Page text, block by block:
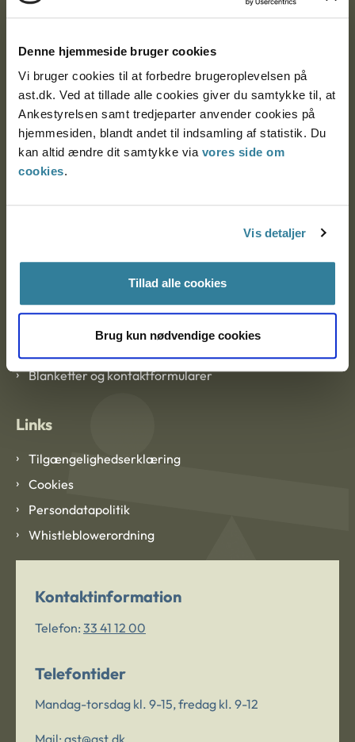
Denne hjemmeside bruger cookies
Vi bruger cookies til at forbedre brugeroplevelsen på
ast.dk. Ved at tillade alle cookies giver du samtykke til, at
Ankestyrelsen samt tredjeparter anvender cookies på
hjemmesiden, blandt andet til indsamling af statistik. Du
kan altid ændre dit samtykke via vores side om
cookies.
Vis detaljer
Tillad alle cookies
Brug kun nødvendige cookies
Nytorv 7, 2. sal
Ankestyrelsen Aalborg
Ankestyrelsen København
Om Ankestyrelsen
Blanketter og kontaktformularer
Links
Tilgængelighedserklæring
Cookies
Persondatapolitik
Whistleblowerordning
Kontaktinformation
Telefon: 33 41 12 00
Telefontider
Mandag-torsdag kl. 9-15, fredag kl. 9-12